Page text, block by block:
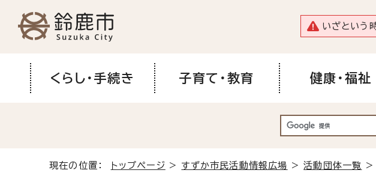
いざという
くらし・手続き 子育て・教育 健康・福祉
現在の位置： トップページ > すずか市民活動情報広場 >活動団体一覧 >